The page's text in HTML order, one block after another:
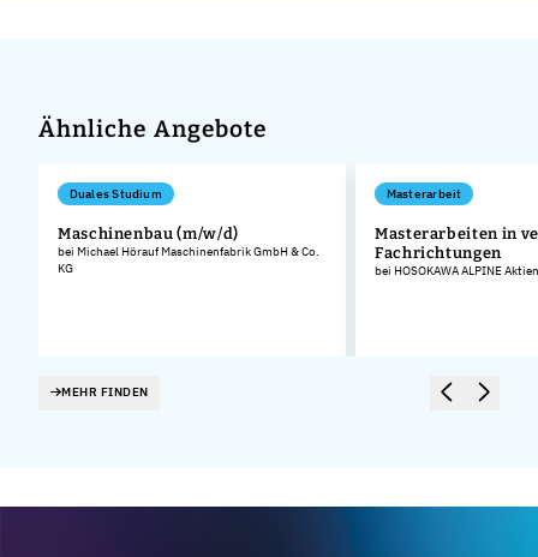
Ähnliche Angebote
Duales Studium
Maschinenbau (m/w/d)
bei Michael Hörauf Maschinenfabrik GmbH & Co.
KG
Masterarbeit
Masterarbeiten in
Fachrichtungen
bei HOSOKAWA ALPINE
MEHR FINDEN